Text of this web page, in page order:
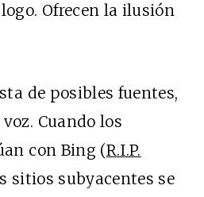
Ofrecen la ilusión
de posibles fuentes,
Cuando los
con Bing (R.I.P.
sitios subyacentes se